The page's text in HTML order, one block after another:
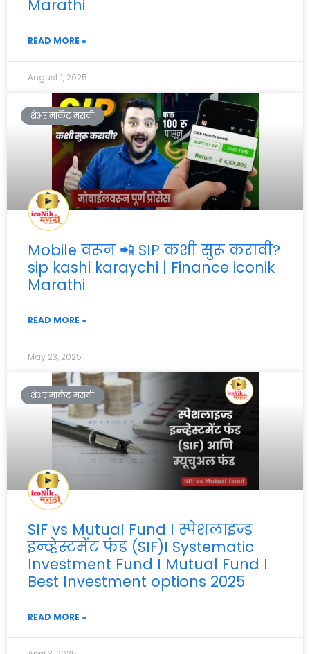
Marathi
READ MORE »
August 1, 2025
शेअर मार्केट मराठी
Mobile वरून 📲 SIP कशी सुरू करावी?
sip kashi karaychi | Finance iconik
Marathi
READ MORE »
May 23, 2025
शेअर मार्केट मराठी
SIF vs Mutual Fund I स्पेशलाइज्ड
इन्व्हेस्टमेंट फंड (SIF)I Systematic
Investment Fund I Mutual Fund I
Best Investment options 2025
READ MORE »